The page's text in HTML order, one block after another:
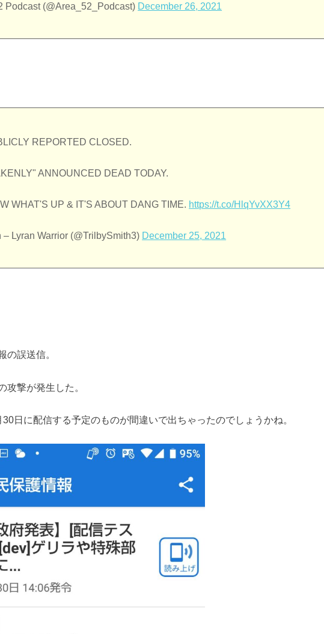
Podcast (@Area_52_Podcast) December 26, 2021
REPORTED CLOSED.
ANNOUNCED DEAD TODAY.
WHAT'S UP & IT'S ABOUT DANG TIME. https://t.co/HlqYvXX3Y4
Lyran Warrior (@TrilbySmith3) December 25, 2021
の誤送信。
攻撃が発生した。
日に配信する予定のものが間違いで出ちゃったのでしょうかね。